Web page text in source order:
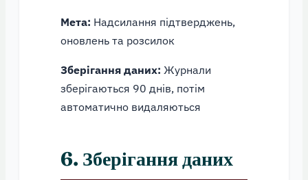
Мета: Надсилання підтверджень,
оновлень та розсилок
Зберігання даних: Журнали
зберігаються 90 днів, потім
автоматично видаляються
6. Зберігання даних